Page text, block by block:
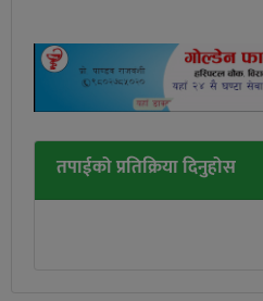
तपाईको प्रतिक्रिया दिनुहोस